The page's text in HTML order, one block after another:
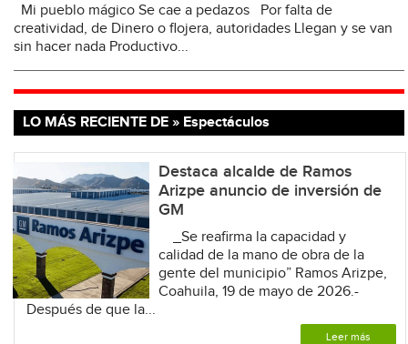
Mi pueblo mágico Se cae a pedazos Por falta de
creatividad, de Dinero o flojera, autoridades Llegan y se van
sin hacer nada Productivo...
LO MÁS RECIENTE DE » Espectáculos
Destaca alcalde de Ramos
Arizpe anuncio de inversión de
GM
_Se reafirma la capacidad y
calidad de la mano de obra de la
gente del municipio” Ramos Arizpe,
Coahuila, 19 de mayo de 2026.-
Después de que la...
Leer más